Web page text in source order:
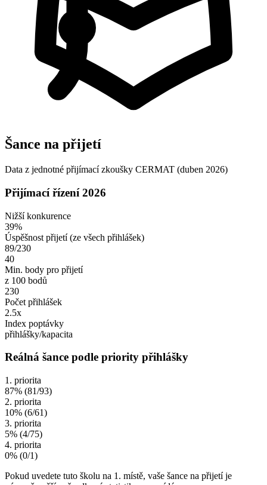
Šance na přijetí
Data z jednotné přijímací zkoušky CERMAT (duben 2026)
Přijímací řízení 2026
Nižší konkurence
39%
Úspěšnost přijetí(ze všech přihlášek)
89/230
40
Min. body pro přijetí
z 100 bodů
230
Počet přihlášek
2.5x
Index poptávky
přihlášky/kapacita
Reálná šance podle priority přihlášky
1. priorita
87% (81/93)
2. priorita
10% (6/61)
3. priorita
5% (4/75)
4. priorita
0% (0/1)
Pokud uvedete tuto školu na 1. místě, vaše šance na přijetí je